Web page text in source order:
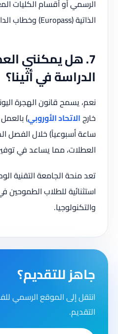
الرسمي أو أقسام الكليات
الذاتية (Europass) وخطاب الدافع ورسائل التوصية.
7. هل يمكنني
الدراسة في أثينا؟
نعم، يسمح قانون الهجرة
خارجالاتحاد الأوروبي
ساعة أسبوعياً) خلال الفصل
العطلات، مما يساعد في
تعد منحة الجامعة التقنية
استثنائية للطلاب الطموحين
والتكنولوجيا.
جاهز للتقديم؟
انتقل إلى الموقع الرسمي
التقديم.